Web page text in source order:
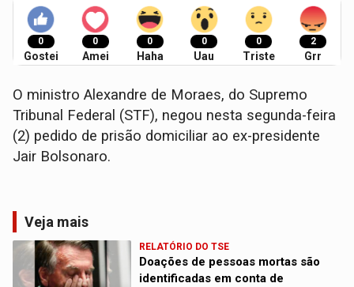
0
Gostei
0
Amei
0
Haha
0
Uau
0
Triste
2
Grr
O ministro Alexandre de Moraes, do Supremo
Tribunal Federal (STF), negou nesta segunda-feira
(2) pedido de prisão domiciliar ao ex-presidente
Jair Bolsonaro.
Veja mais
RELATÓRIO DO TSE
Doações de pessoas mortas são
identificadas em conta de